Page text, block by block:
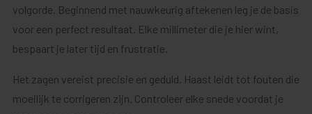
volgorde. Beginnend met nauwkeurig aftekenen leg je de basis
voor een perfect resultaat. Elke millimeter die je hier wint,
bespaart je later tijd en frustratie.
Het zagen vereist precisie en geduld. Haast leidt tot fouten die
moeilijk te corrigeren zijn. Controleer elke snede voordat je